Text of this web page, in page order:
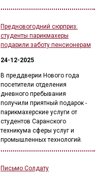
Предновогодний сюрприз:
студенты парикмахеры
подарили заботу пенсионерам
24-12-2025
В преддверии Нового года
посетители отделения
дневного пребывания
получили приятный подарок -
парикмахерские услуги от
студентов Саранского
техникума сферы услуг и
промышленных технологий.
Письмо Солдату